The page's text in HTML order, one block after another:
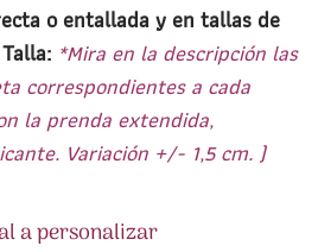
o entallada y en tallas de
*Mira en la descripción las
correspondientes a cada
la prenda extendida,
Variación +/- 1,5 cm. )
a personalizar